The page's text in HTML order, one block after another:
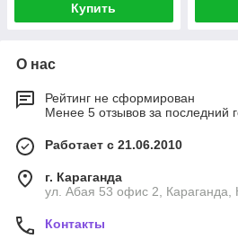
Купить
О нас
Рейтинг не сформирован
Менее 5 отзывов за последний
Работает с 21.06.2010
г. Караганда
ул. Абая 53 офис 2, Караганда,
Контакты